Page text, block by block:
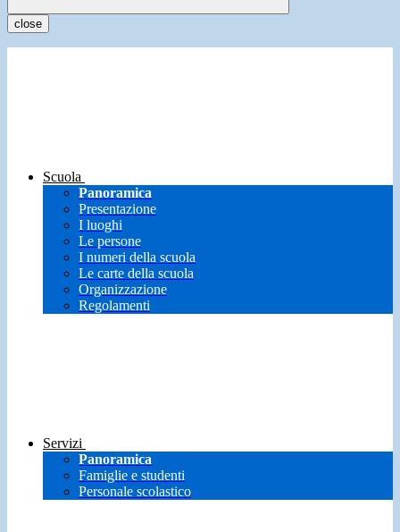
close
Scuola
Panoramica
Presentazione
I luoghi
Le persone
I numeri della scuola
Le carte della scuola
Organizzazione
Regolamenti
Servizi
Panoramica
Famiglie e studenti
Personale scolastico